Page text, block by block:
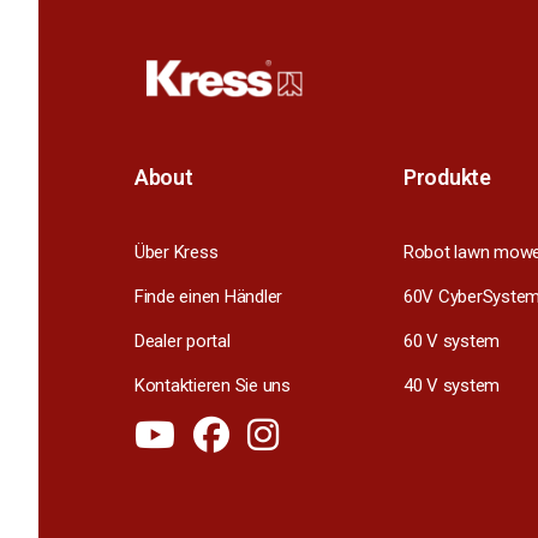
About
Über Kress
Finde einen Händler
Dealer portal
Kontaktieren Sie uns
Produkte
Robot lawn
60V CyberSystem
60 V system
40 V system